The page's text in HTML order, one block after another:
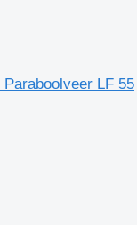
LF 55